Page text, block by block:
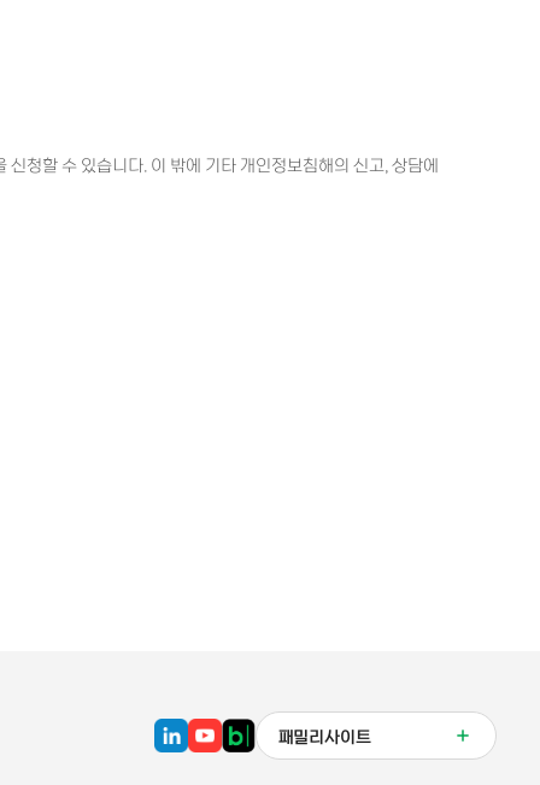
청할 수 있습니다. 이 밖에 기타 개인정보침해의 신고, 상담에
패밀리사이트